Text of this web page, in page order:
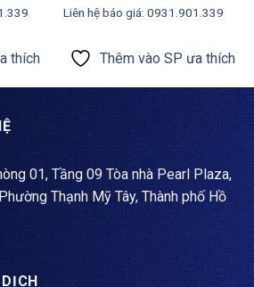
thích
Được xếp
hạng5
Liên hệ báo giá: 0931.901.339
Thêm vào SP ưa thích
01, Tầng 09 Tòa nhà Pearl Plaza,
Thạnh Mỹ Tây, Thành phố Hồ